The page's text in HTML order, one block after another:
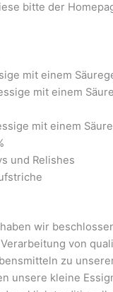
bitte der
mit einem
mit einem
mit einem
und Relishes
wir
von
zu
unsere kleine